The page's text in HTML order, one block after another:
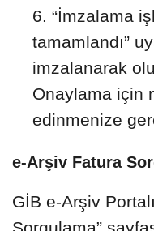
“İmzalama
tamamlandı”
imzalanarak
Onaylama için
edinmenize
e-Arşiv Fatura
GİB e-Arşiv